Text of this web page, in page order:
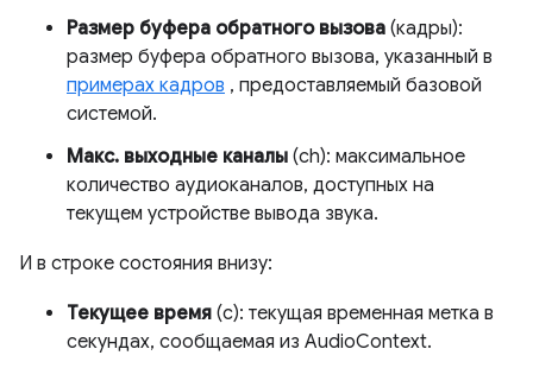
Размер буфера обратного вызова (кадры):
размер буфера обратного вызова, указанный в
примерах кадров , предоставляемый базовой
системой.
Макс. выходные каналы (ch): максимальное
количество аудиоканалов, доступных на
текущем устройстве вывода звука.
И в строке состояния внизу:
Текущее время (с): текущая временная метка в
секундах, сообщаемая из AudioContext.